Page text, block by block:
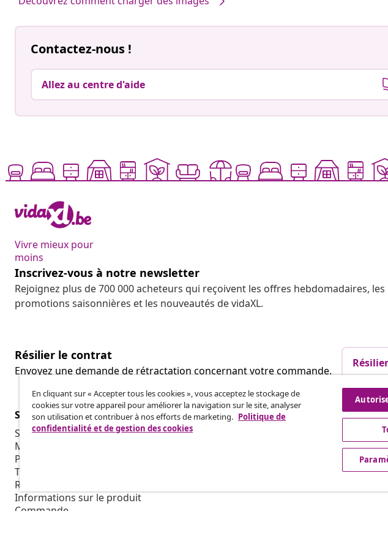
Contactez-nous !
Allez au centre d'aide
Vivre mieux pour
moins
Inscrivez-vous à notre newsletter
Rejoignez plus de 700 000 acheteurs qui reçoivent les offres hebdomadaires, les
promotions saisonnières et les nouveautés de vidaXL.
Résilier le contrat
Envoyez une demande de rétractation concernant votre commande.
Service Clients
Suivez votre commande
Mon compte
Paiement
Transport et livraison
Retour
Informations sur le produit
Commande
Entreprises
En cliquant sur « Accepter tous les cookies », vous acceptez le stockage de
cookies sur votre appareil pour améliorer la navigation sur le site, analyser
son utilisation et contribuer à nos efforts de marketing. Politique de
confidentialité et de gestion des cookies